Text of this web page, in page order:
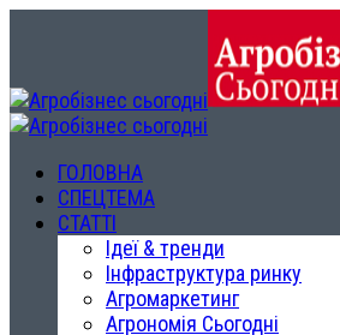
ГОЛОВНА
СПЕЦТЕМА
СТАТТІ
Ідеї & тренди
Інфраструктура ринку
Агромаркетинг
Агрономія Сьогодні